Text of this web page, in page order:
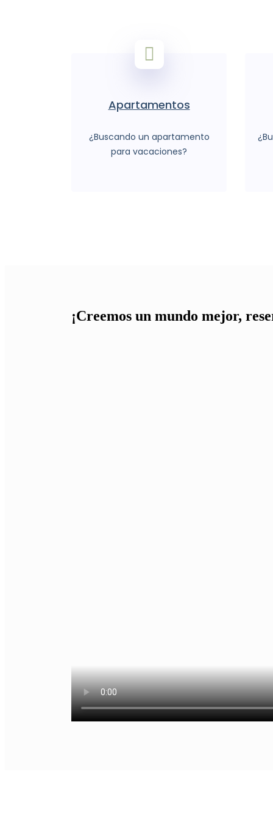
Apartamentos
¿Buscando un apartamento
para vacaciones?
¡Creemos un mundo mejor,